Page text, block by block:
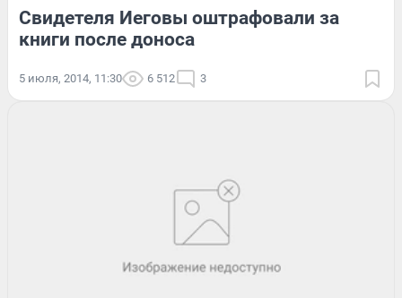
Свидетеля Иеговы оштрафовали за
книги после доноса
5 июля, 2014, 11:30 6 512 3